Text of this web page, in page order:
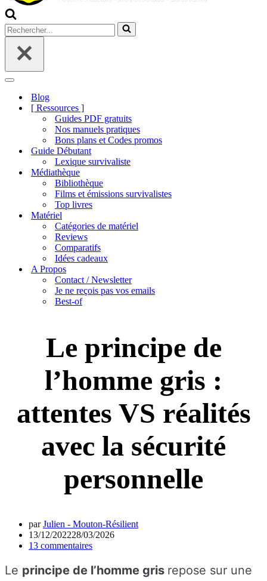
Rechercher...
Menu
navigation
Blog
[ Ressources ]
Guides PDF gratuits
Nos manuels pratiques
Bons plans et Codes promos
Guide Débutant
Lexique survivaliste
Médiathèque
Bibliothèque
Films et émissions survivalistes
Top livres
Matériel
Catégories de matériel
Reviews
Comparatifs
Idées cadeaux
A Propos
Contact / Newsletter
Je ne reçois pas vos emails
Best-of
Le principe de
l’homme gris :
attentes VS réalités
avec la sécurité
personnelle
parJulien - Mouton-Résilient
13/12/202228/03/2026
13 commentaires
Le principe de l’homme gris repose sur une